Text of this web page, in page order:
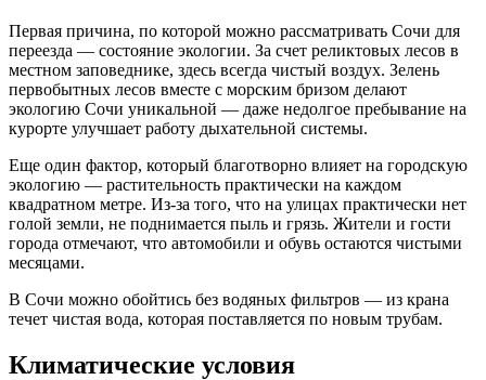
Первая причина, по которой можно рассматривать Сочи для
переезда — состояние экологии. За счет реликтовых лесов в
местном заповеднике, здесь всегда чистый воздух. Зелень
первобытных лесов вместе с морским бризом делают
экологию Сочи уникальной — даже недолгое пребывание на
курорте улучшает работу дыхательной системы.
Еще один фактор, который благотворно влияет на городскую
экологию — растительность практически на каждом
квадратном метре. Из-за того, что на улицах практически нет
голой земли, не поднимается пыль и грязь. Жители и гости
города отмечают, что автомобили и обувь остаются чистыми
месяцами.
В Сочи можно обойтись без водяных фильтров — из крана
течет чистая вода, которая поставляется по новым трубам.
Климатические условия